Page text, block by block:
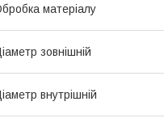
матеріалу
зовнішній
внутрішній